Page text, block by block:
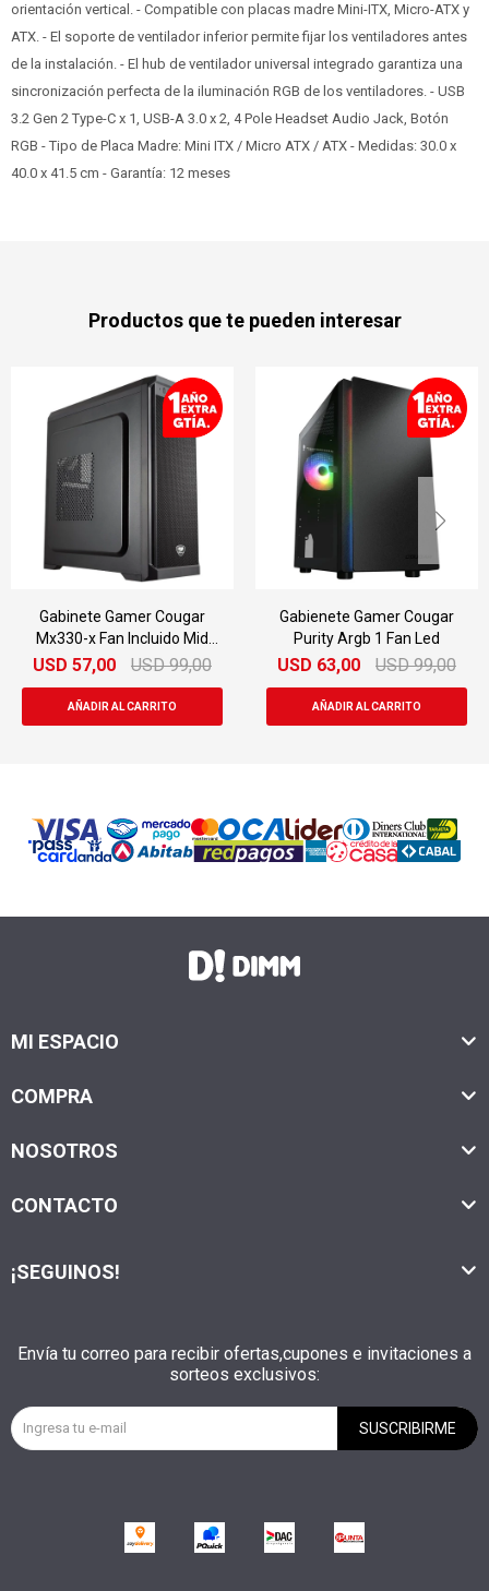
orientación vertical. - Compatible con placas madre Mini-ITX, Micro-ATX y
ATX. - El soporte de ventilador inferior permite fijar los ventiladores antes
de la instalación. - El hub de ventilador universal integrado garantiza una
sincronización perfecta de la iluminación RGB de los ventiladores. - USB
3.2 Gen 2 Type-C x 1, USB-A 3.0 x 2, 4 Pole Headset Audio Jack, Botón
RGB - Tipo de Placa Madre: Mini ITX / Micro ATX / ATX - Medidas: 30.0 x
40.0 x 41.5 cm - Garantía: 12 meses
Productos que te pueden interesar
Gabinete Gamer Cougar
Mx330-x Fan Incluido Mid
Tower
USD 57,00 USD 99,00
Gabienete Gamer Cougar
Purity Argb 1 Fan Led
USD 63,00 USD 99,00
MI ESPACIO
COMPRA
NOSOTROS
CONTACTO
Envía tu correo para recibir ofertas,cupones e invitaciones a
sorteos exclusivos:
SUSCRIBIRME
¡SEGUINOS!